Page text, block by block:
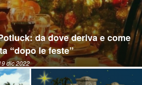
da dove deriva e come
“dopo le feste”
dic 2022